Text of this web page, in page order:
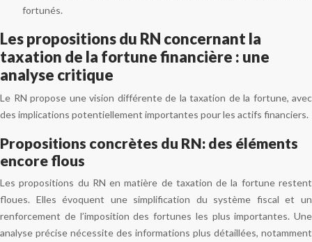
fortunés.
Les propositions du RN concernant la
taxation de la fortune financière : une
analyse critique
Le RN propose une vision différente de la taxation de la fortune, avec
des implications potentiellement importantes pour les actifs financiers.
Propositions concrètes du RN: des éléments
encore flous
Les propositions du RN en matière de taxation de la fortune restent
floues. Elles évoquent une simplification du système fiscal et un
renforcement de l’imposition des fortunes les plus importantes. Une
analyse précise nécessite des informations plus détaillées, notamment